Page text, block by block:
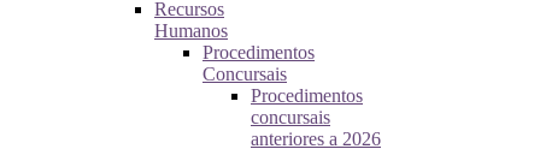
Recursos
Humanos
Procedimentos
Concursais
Procedimentos
concursais
anteriores a 2026